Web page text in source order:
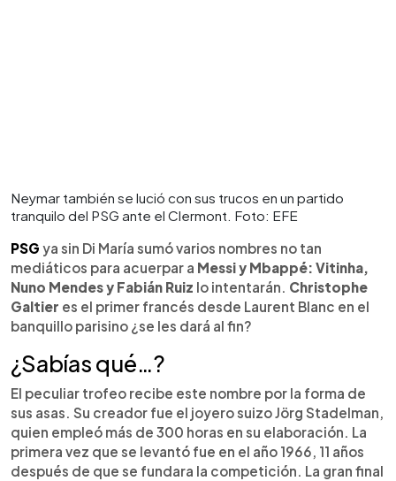
Neymar también se lució con sus trucos en un partido
tranquilo del PSG ante el Clermont. Foto: EFE
PSG ya sin Di María sumó varios nombres no tan
mediáticos para acuerpar a Messi y Mbappé: Vitinha,
Nuno Mendes y Fabián Ruiz lo intentarán. Christophe
Galtier es el primer francés desde Laurent Blanc en el
banquillo parisino ¿se les dará al fin?
¿Sabías qué…?
El peculiar trofeo recibe este nombre por la forma de
sus asas. Su creador fue el joyero suizo Jörg Stadelman,
quien empleó más de 300 horas en su elaboración. La
primera vez que se levantó fue en el año 1966, 11 años
después de que se fundara la competición. La gran final